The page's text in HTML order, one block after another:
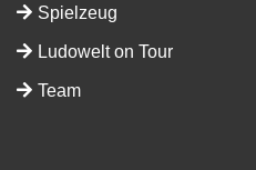
Spielzeug
Ludowelt on Tour
Team